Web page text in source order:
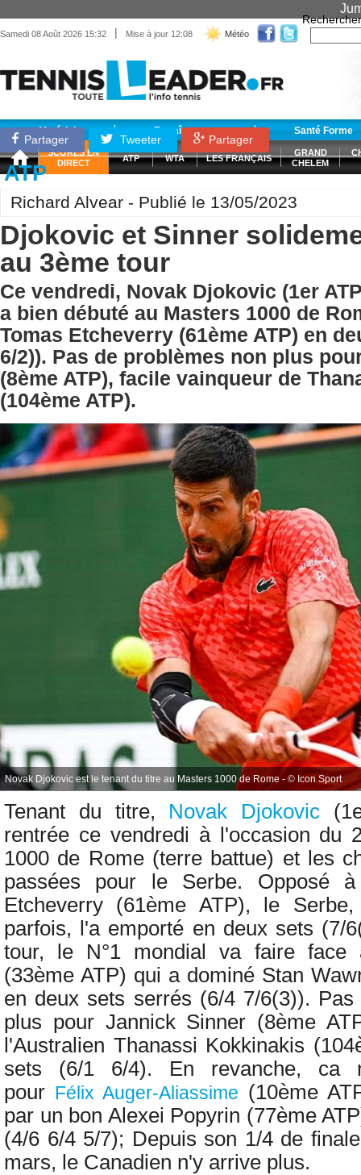
Samedi 08 Août 2026 15:32 | Mise à jour 12:08 Météo
Rechercher
Matériel Entraînement Santé Forme
SCORES EN
DIRECT
ATP WTA LES FRANÇAIS
GRAND
CHELEM
Partager Tweeter Partager
ATP
Richard Alvear - Publié le 13/05/2023
Djokovic et Sinner
au 3ème tour
Ce vendredi, Novak Djokovic (1er
a bien débuté au Masters 1000 de
Tomas Etcheverry (61ème ATP) en
6/2)). Pas de problèmes non plus
(8ème ATP), facile vainqueur de
(104ème ATP).
Novak Djokovic est le tenant du titre au Masters 1000 de Rome - © Icon Sport
Tenant du titre, Novak Djokovic
rentrée ce vendredi à l'occasion du
1000 de Rome (terre battue) et les
passées pour le Serbe. Opposé à
Etcheverry (61ème ATP), le
parfois, l'a emporté en deux sets (7/
tour, le N°1 mondial va faire
(33ème ATP) qui a dominé Stan
en deux sets serrés (6/4 7/6(3)).
plus pour Jannick Sinner (8ème
l'Australien Thanassi Kokkinakis
sets (6/1 6/4). En revanche, ca
pour Félix Auger-Aliassime (10ème
par un bon Alexei Popyrin (77ème
(4/6 6/4 5/7); Depuis son 1/4 de
mars, le Canadien n'y arrive plus.